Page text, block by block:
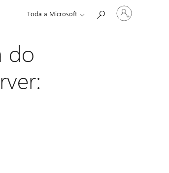
Toda a Microsoft
Entre
em
sua
do